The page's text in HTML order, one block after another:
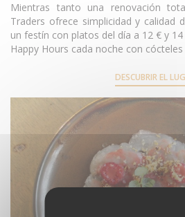
Mientras tanto una renovación
Traders ofrece simplicidad y calidad
un festín con platos del día a 12 € y
Happy Hours cada noche con
DESCUBRIR EL